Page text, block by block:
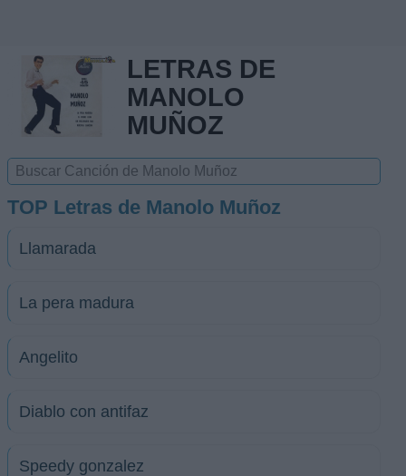
LETRAS DE
MANOLO
MUÑOZ
TOP Letras de Manolo Muñoz
Llamarada
La pera madura
Angelito
Diablo con antifaz
Speedy gonzalez